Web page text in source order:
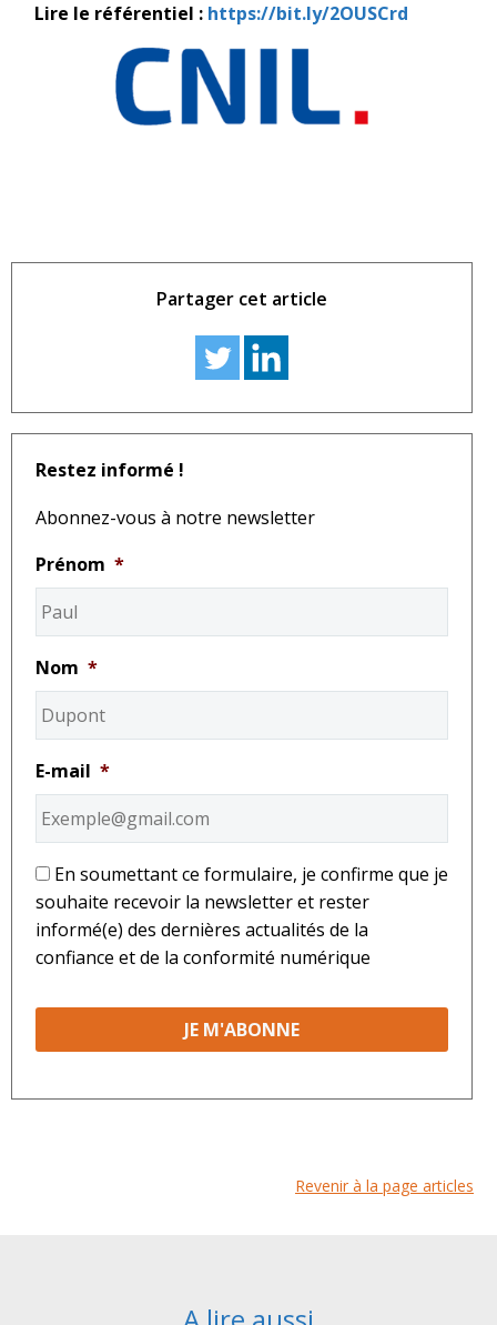
Lire le référentiel : https://bit.ly/2OUSCrd
Partager cet article
Restez informé !
Abonnez-vous à notre newsletter
Prénom *
Nom *
E-mail *
* En soumettant ce formulaire, je confirme que je
souhaite recevoir la newsletter et rester
informé(e) des dernières actualités de la
confiance et de la conformité numérique
Revenir à la page articles